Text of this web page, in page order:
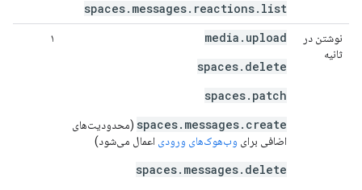
spaces.messages.reactions.list
نوشتن در
ثانیه
media.upload
spaces.delete
spaces.patch
spaces.messages.create (محدودیت‌های
اضافی برای وب‌هوک‌های ورودی اعمال می‌شود)
spaces.messages.delete
۱